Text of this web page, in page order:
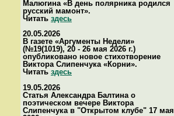
Малюгина «В день полярника родился
русский мамонт».
Читать здесь
20.05.2026
В газете «Аргументы Недели»
(№19(1019), 20 - 26 мая 2026 г.)
опубликовано новое стихотворение
Виктора Слипенчука «Корни».
Читать здесь
19.05.2026
Статья Александра Балтина о
поэтическом вечере Виктора
Слипенчука в "Открытом клубе" 17 мая